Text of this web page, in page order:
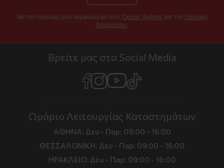
Με την εγγραφή μου συμφωνώ με τους Όρους Χρήσης και την Πολιτική
Απορρήτου.
Βρείτε μας στα Social Media
Ωράριο Λειτουργίας Καταστημάτων
ΑΘΗΝΑ: Δευ - Παρ: 09:00 - 16:00
ΘΕΣΣΑΛΟΝΙΚΗ: Δευ - Παρ: 09:00 - 16:00
ΗΡΑΚΛΕΙΟ: Δευ - Παρ: 09:00 - 16:00